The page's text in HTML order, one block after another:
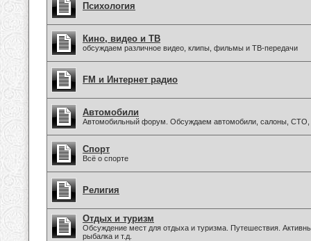
Психология
Кино, видео и ТВ
обсуждаем различное видео, клипы, фильмы и ТВ-передачи
FM и Интернет радио
Автомобили
Автомобильный форум. Обсуждаем автомобили, салоны, СТО,
Спорт
Всё о спорте
Религия
Отдых и туризм
Обсуждение мест для отдыха и туризма. Путешествия.
рыбалка и т.д.